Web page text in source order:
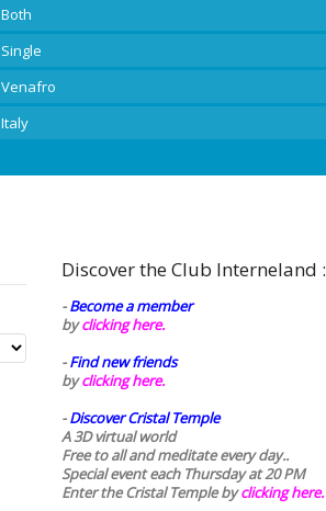
Both
Single
Venafro
Italy
Discover the Club Interneland :
-Become a member
byclicking here.
-Find new friends
byclicking here.
-Discover Cristal Temple
A 3D virtual world
Free to all and meditate every day..
Special event each Thursday at 20 PM
Enter the Cristal Temple byclicking here.